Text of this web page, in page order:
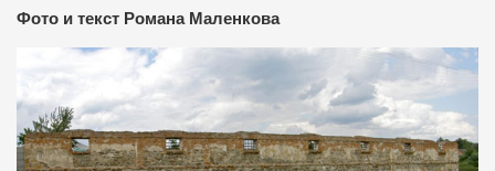
Фото и текст Романа Маленкова